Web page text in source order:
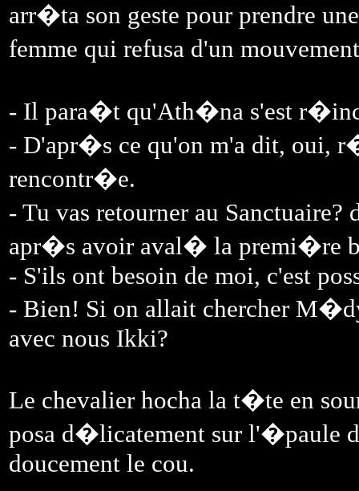
arr�ta son geste pour prendre
femme qui refusa d'un
- Il para�t qu'Ath�na s'est
- D'apr�s ce qu'on m'a dit, oui,
rencontr�e.
- Tu vas retourner au
apr�s avoir aval� la premi�re
- S'ils ont besoin de moi, c'est
- Bien! Si on allait chercher
avec nous Ikki?
Le chevalier hocha la t�te en
posa d�licatement sur l'�paule
doucement le cou.